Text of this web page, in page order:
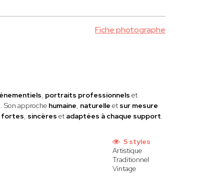
Fiche photographe
, portraits professionnels et
. Son approche humaine, naturelle et sur mesure
fortes, sincères et adaptées à chaque support.
5 styles
Artistique
Traditionnel
Vintage